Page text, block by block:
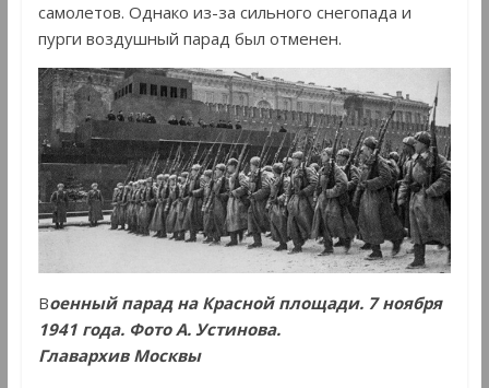
самолетов. Однако из-за сильного снегопада и
пурги воздушный парад был отменен.
Военный парад на Красной площади. 7 ноября
1941 года. Фото А. Устинова.
Главархив Москвы